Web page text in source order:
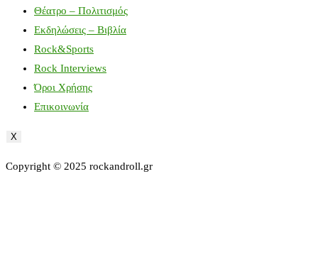
Θέατρο – Πολιτισμός
Εκδηλώσεις – Βιβλία
Rock&Sports
Rock Interviews
Όροι Χρήσης
Επικοινωνία
X
Copyright © 2025 rockandroll.gr